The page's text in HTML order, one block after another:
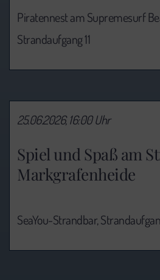
Piratennest am Supremesurf
Strandaufgang 11
Spiel und Spaß am
Markgrafenheide
25.06.2026, 16:00 Uhr
SeaYou-Strandbar,